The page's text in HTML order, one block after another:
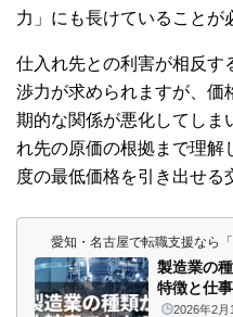
力」にも長けていることが
仕入れ先との利害が相反す
渉力が求められますが、価
期的な関係が悪化してしま
れ先の原価の根拠まで理解
度の最低価格を引き出せる
愛知・名古屋で転職支援なら
製造業の
特徴と仕
2026年2月